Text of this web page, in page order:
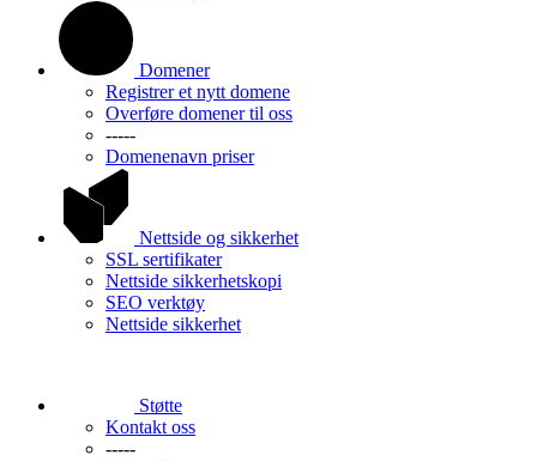
Domener
Registrer et nytt domene
Overføre domener til oss
-----
Domenenavn priser
Nettside og sikkerhet
SSL sertifikater
Nettside sikkerhetskopi
SEO verktøy
Nettside sikkerhet
Støtte
Kontakt oss
-----